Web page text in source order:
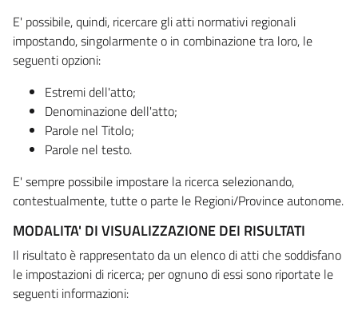
E' possibile, quindi, ricercare gli atti normativi regionali
impostando, singolarmente o in combinazione tra loro, le
seguenti opzioni:
Estremi dell'atto;
Denominazione dell'atto;
Parole nel Titolo;
Parole nel testo.
E' sempre possibile impostare la ricerca selezionando,
contestualmente, tutte o parte le Regioni/Province autonome.
MODALITA' DI VISUALIZZAZIONE DEI RISULTATI
Il risultato è rappresentato da un elenco di atti che soddisfano
le impostazioni di ricerca; per ognuno di essi sono riportate le
seguenti informazioni: